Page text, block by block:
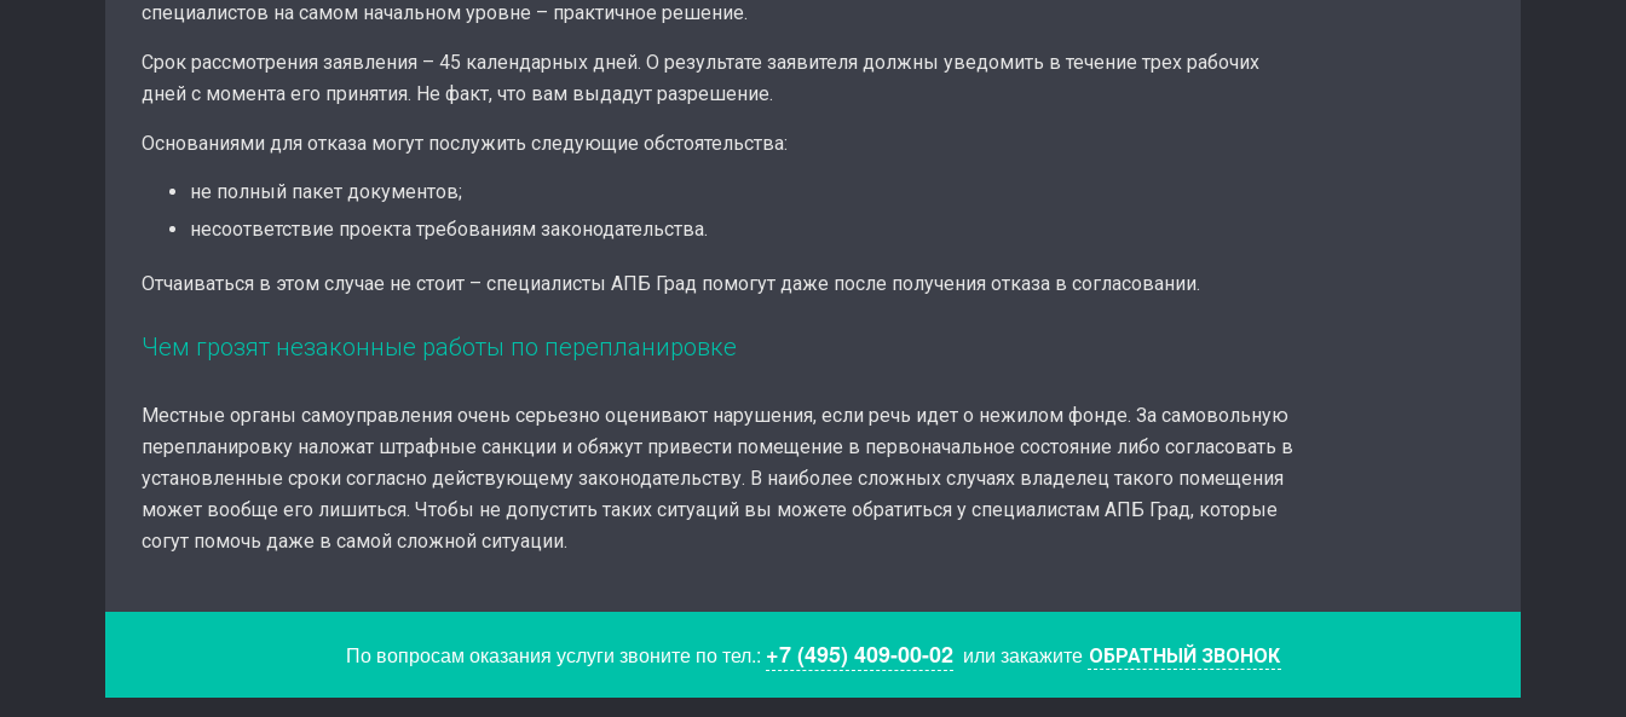
специалистов на самом начальном уровне – практичное решение.
Срок рассмотрения заявления – 45 календарных дней. О результате заявителя должны уведомить в течение трех рабочих
дней с момента его принятия. Не факт, что вам выдадут разрешение.
Основаниями для отказа могут послужить следующие обстоятельства:
не полный пакет документов;
несоответствие проекта требованиям законодательства.
Отчаиваться в этом случае не стоит – специалисты АПБ Град помогут даже после получения отказа в согласовании.
Чем грозят незаконные работы по перепланировке
Местные органы самоуправления очень серьезно оценивают нарушения, если речь идет о нежилом фонде. За самовольную
перепланировку наложат штрафные санкции и обяжут привести помещение в первоначальное состояние либо согласовать в
установленные сроки согласно действующему законодательству. В наиболее сложных случаях владелец такого помещения
может вообще его лишиться. Чтобы не допустить таких ситуаций вы можете обратиться у специалистам АПБ Град, которые
согут помочь даже в самой сложной ситуации.
По вопросам оказания услуги звоните по тел.: +7 (495) 409-00-02или закажите ОБРАТНЫЙ ЗВОНОК